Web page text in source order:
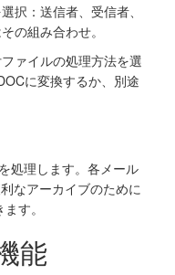
択：送信者、受信者、
の組み合わせ。
ァイルの処理方法を選
に変換するか、別途
処理します。各メール
なアーカイブのために
す。
能